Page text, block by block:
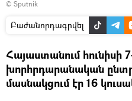
© Sputnik
Բաժանորդագրվել
Հայաստանում հունիսի
խորհրդարանական
մասնակցում էր 16